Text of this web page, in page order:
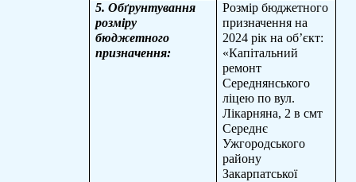
5. Обґрунтування
розміру
бюджетного
призначення:
Розмір бюджетного
призначення на
2024 рік на об’єкт:
«Капітальний
ремонт
Середнянського
ліцею по вул.
Лікарняна, 2 в смт
Середнє
Ужгородського
району
Закарпатської